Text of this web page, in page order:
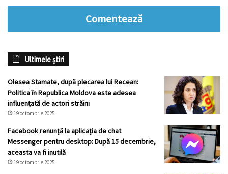
Comentează
Ultimele știri
Olesea Stamate, după plecarea lui Recean:
Politica în Republica Moldova este adesea
influențată de actori străini
19 octombrie 2025
Facebook renunță la aplicația de chat
Messenger pentru desktop: După 15 decembrie,
aceasta va fi inutilă
19 octombrie 2025